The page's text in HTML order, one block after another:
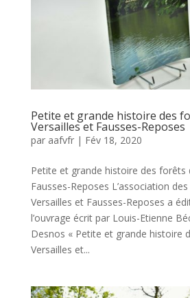
Petite et grande histoire des
Versailles et Fausses-Reposes
par aafvfr| Fév 18, 2020
Petite et grande histoire des forêts
Fausses-Reposes L’association
Versailles et Fausses-Reposes a
l’ouvrage écrit par Louis-Etienne
Desnos « Petite et grande histoire
Versailles et...